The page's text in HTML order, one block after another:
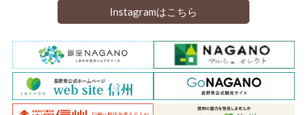
Instagramはこちら